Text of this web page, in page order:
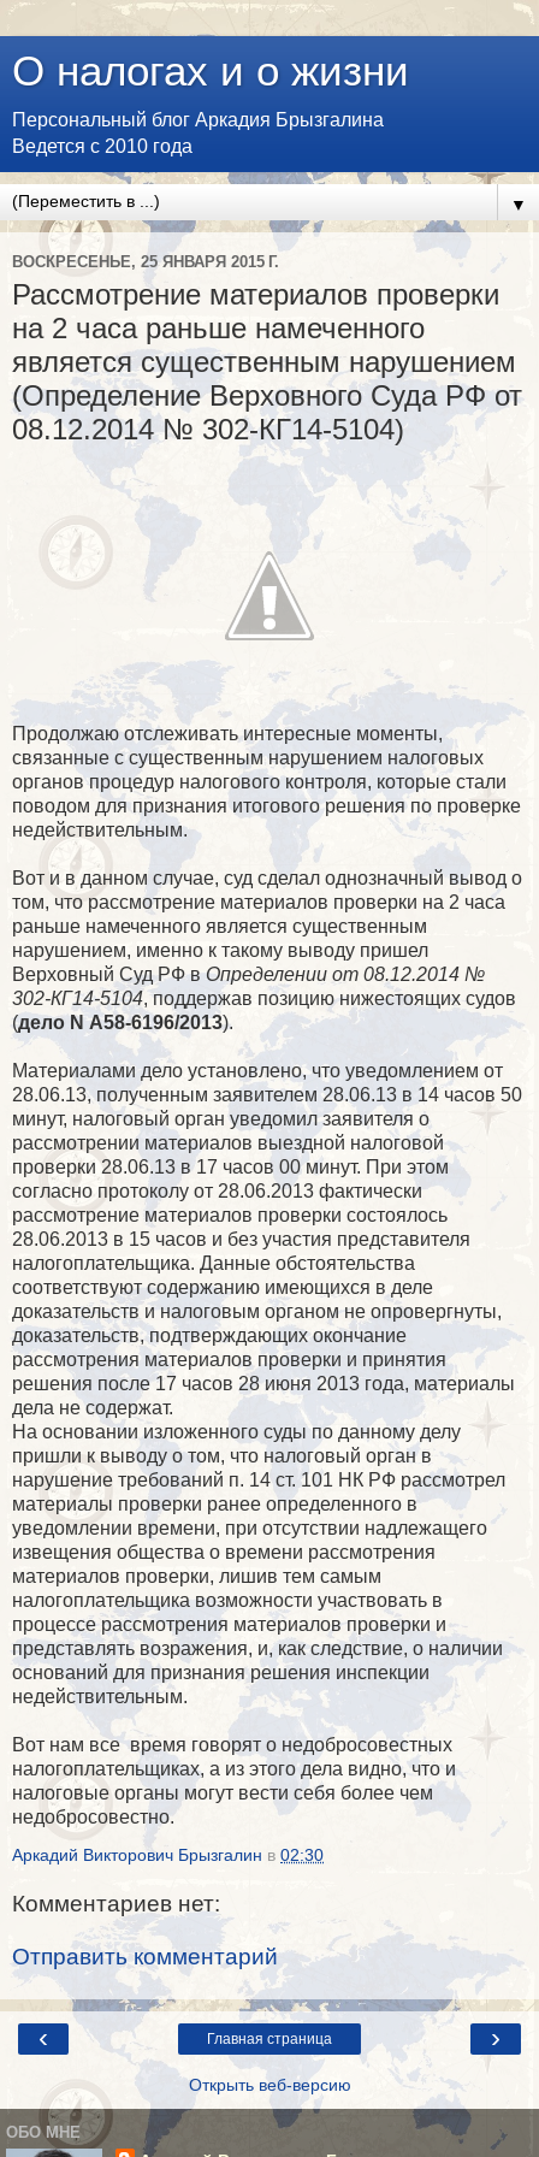
О налогах и о жизни
Персональный блог Аркадия Брызгалина
Ведется с 2010 года
▼
ВОСКРЕСЕНЬЕ, 25 ЯНВАРЯ 2015 Г.
Рассмотрение материалов проверки
на 2 часа раньше намеченного
является существенным нарушением
(Определение Верховного Суда РФ от
08.12.2014 № 302-КГ14-5104)
Продолжаю отслеживать интересные моменты,
связанные с существенным нарушением налоговых
органов процедур налогового контроля, которые стали
поводом для признания итогового решения по проверке
недействительным.
Вот и в данном случае, суд сделал однозначный вывод о
том, что рассмотрение материалов проверки на 2 часа
раньше намеченного является существенным
нарушением, именно к такому выводу пришел
Верховный Суд РФ в Определении от 08.12.2014 №
302-КГ14-5104, поддержав позицию нижестоящих судов
(дело N А58-6196/2013).
Материалами дело установлено, что уведомлением от
28.06.13, полученным заявителем 28.06.13 в 14 часов 50
минут, налоговый орган уведомил заявителя о
рассмотрении материалов выездной налоговой
проверки 28.06.13 в 17 часов 00 минут. При этом
согласно протоколу от 28.06.2013 фактически
рассмотрение материалов проверки состоялось
28.06.2013 в 15 часов и без участия представителя
налогоплательщика. Данные обстоятельства
соответствуют содержанию имеющихся в деле
доказательств и налоговым органом не опровергнуты,
доказательств, подтверждающих окончание
рассмотрения материалов проверки и принятия
решения после 17 часов 28 июня 2013 года, материалы
дела не содержат.
На основании изложенного суды по данному делу
пришли к выводу о том, что налоговый орган в
нарушение требований п. 14 ст. 101 НК РФ рассмотрел
материалы проверки ранее определенного в
уведомлении времени, при отсутствии надлежащего
извещения общества о времени рассмотрения
материалов проверки, лишив тем самым
налогоплательщика возможности участвовать в
процессе рассмотрения материалов проверки и
представлять возражения, и, как следствие, о наличии
оснований для признания решения инспекции
недействительным.
Вот нам все время говорят о недобросовестных
налогоплательщиках, а из этого дела видно, что и
налоговые органы могут вести себя более чем
недобросовестно.
Аркадий Викторович Брызгалин в 02:30
Комментариев нет:
Отправить комментарий
‹ ›
Главная страница
Открыть веб-версию
ОБО МНЕ